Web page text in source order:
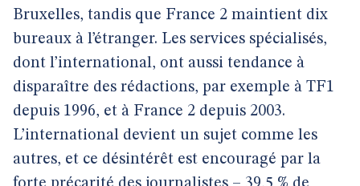
Bruxelles, tandis que France 2 maintient dix
bureaux à l’étranger. Les services spécialisés,
dont l’international, ont aussi tendance à
disparaître des rédactions, par exemple à TF1
depuis 1996, et à France 2 depuis 2003.
L’international devient un sujet comme les
autres, et ce désintérêt est encouragé par la